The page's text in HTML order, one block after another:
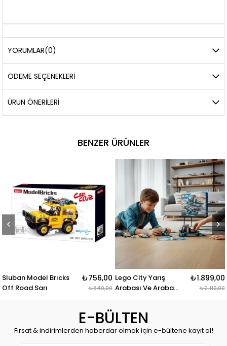
YORUMLAR(0)
ÖDEME SEÇENEKLERI
ÜRÜN ÖNERILERI
BENZER ÜRÜNLER
₺756,00
₺840,00
Lego City Yarış
Arabası Ve Araba
₺1.899,00
₺2.110,00
Lego Icons Mclaren
Mp4/4 Ve Ayrton
E-BÜLTEN
Fırsat & indirimlerden haberdar olmak için e-bültene kayıt ol!